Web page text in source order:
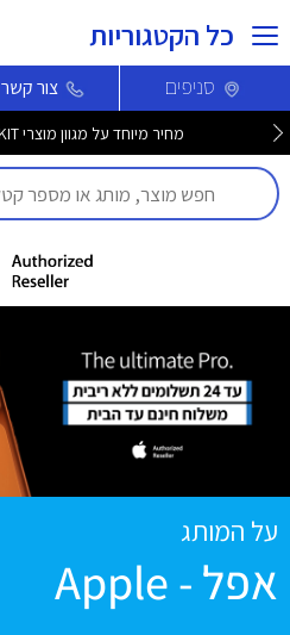
כל הקטגוריות
סניפים צור קשר
מחיר מיוחד על מגוון מוצרי PETKIT לחברי מועדון >>
על המותג
אפל - Apple